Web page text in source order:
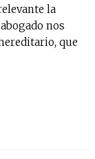
la
nos
que